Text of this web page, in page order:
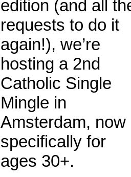
edition (and all
requests to do it
again!), we’re
hosting a 2nd
Catholic Single
Mingle in
Amsterdam, now
specifically for
ages 30+.